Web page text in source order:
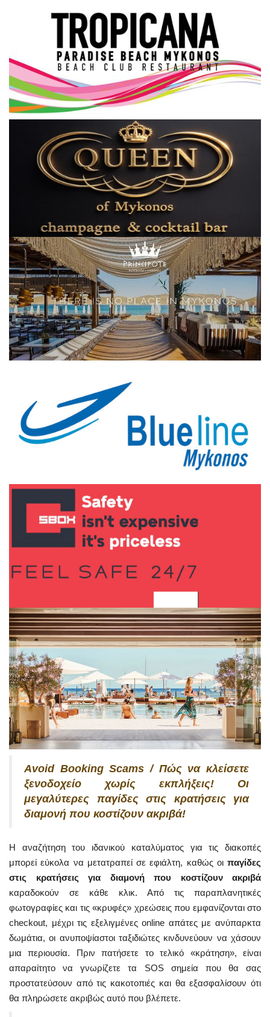
Σεβασμιώτατος Δωρόθεος Β’
Cost Of Living Crisis
Opinion + Analysis
L’Art des Sens
Local Elections 2023
Elections 2023
Γλώσσα
Ελληνικά English
Avoid Booking Scams / Πώς να κλείσετε
ξενοδοχείο χωρίς εκπλήξεις! Οι
μεγαλύτερες παγίδες στις κρατήσεις για
διαμονή που κοστίζουν ακριβά!
Η αναζήτηση του ιδανικού καταλύματος για τις διακοπές
μπορεί εύκολα να μετατραπεί σε εφιάλτη, καθώς οι παγίδες
στις κρατήσεις για διαμονή που κοστίζουν ακριβά
καραδοκούν σε κάθε κλικ. Από τις παραπλανητικές
φωτογραφίες και τις «κρυφές» χρεώσεις που εμφανίζονται στο
checkout, μέχρι τις εξελιγμένες online απάτες με ανύπαρκτα
δωμάτια, οι ανυποψίαστοι ταξιδιώτες κινδυνεύουν να χάσουν
μια περιουσία. Πριν πατήσετε το τελικό «κράτηση», είναι
απαραίτητο να γνωρίζετε τα SOS σημεία που θα σας
προστατεύσουν από τις κακοτοπιές και θα εξασφαλίσουν ότι
θα πληρώσετε ακριβώς αυτό που βλέπετε.